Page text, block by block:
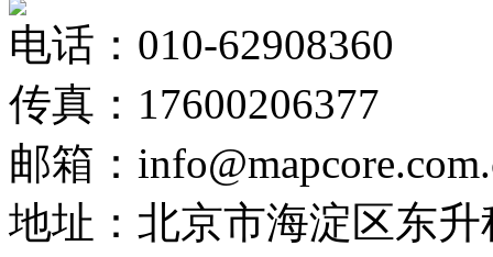
电话：010-62908360
传真：17600206377
邮箱：
地址：北京市海淀区东